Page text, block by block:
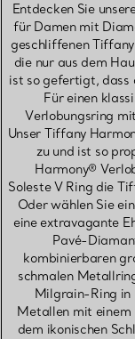
Entdecken Sie
für Damen mit
geschliffenen
die nur aus dem
ist so gefertigt, dass
Für einen
Verlobungsring
Unser Tiffany
zu und ist so
Harmony®
Soleste V Ring die
Oder wählen Sie
eine extravagante
Pavé-
kombinierbaren
schmalen
Milgrain-Ring in
Metallen mit
dem ikonischen